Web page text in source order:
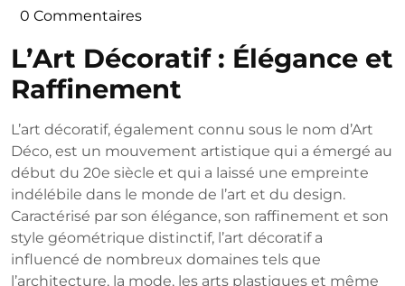
0 Commentaires
L’Art Décoratif : Élégance et
Raffinement
L’art décoratif, également connu sous le nom d’Art
Déco, est un mouvement artistique qui a émergé au
début du 20e siècle et qui a laissé une empreinte
indélébile dans le monde de l’art et du design.
Caractérisé par son élégance, son raffinement et son
style géométrique distinctif, l’art décoratif a
influencé de nombreux domaines tels que
l’architecture, la mode, les arts plastiques et même